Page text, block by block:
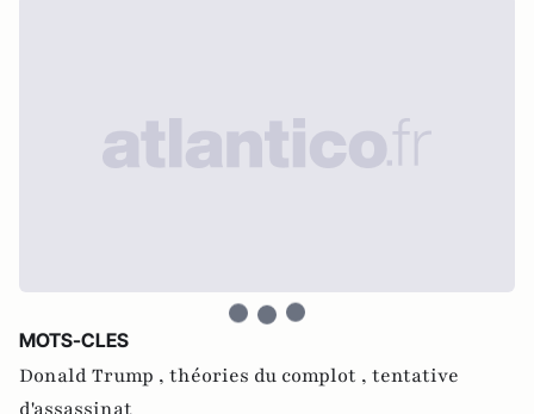
MOTS-CLES
Donald Trump , théories du complot , tentative